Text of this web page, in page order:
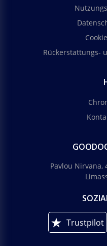
Rückerstattungs-
Pavlou Nirvana,
Trustpilot